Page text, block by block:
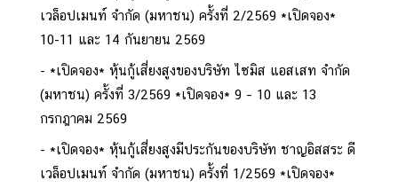
เวล็อปเมนท์ จำกัด (มหาชน) ครั้งที่ 2/2569 *เปิดจอง*
10-11 และ 14 กันยายน 2569
*เปิดจอง* หุ้นกู้เสี่ยงสูงของบริษัท ไซมิส แอสเสท จำกัด
(มหาชน) ครั้งที่ 3/2569 *เปิดจอง* 9 – 10 และ 13
กรกฎาคม 2569
*เปิดจอง* หุ้นกู้เสี่ยงสูงมีประกันของบริษัท ชาญอิสสระ ดี
เวล็อปเมนท์ จำกัด (มหาชน) ครั้งที่ 1/2569 *เปิดจอง*